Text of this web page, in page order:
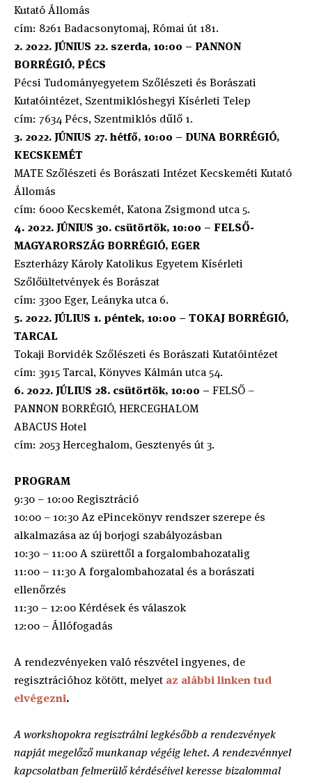
Kutató Állomás
cím: 8261 Badacsonytomaj, Római út 181.
2. 2022. JÚNIUS 22. szerda, 10:00 – PANNON
BORRÉGIÓ, PÉCS
Pécsi Tudományegyetem Szőlészeti és Borászati
Kutatóintézet, Szentmiklóshegyi Kísérleti Telep
cím: 7634 Pécs, Szentmiklós dűlő 1.
3. 2022. JÚNIUS 27. hétfő, 10:00 – DUNA BORRÉGIÓ,
KECSKEMÉT
MATE Szőlészeti és Borászati Intézet Kecskeméti Kutató
Állomás
cím: 6000 Kecskemét, Katona Zsigmond utca 5.
4. 2022. JÚNIUS 30. csütörtök, 10:00 – FELSŐ-
MAGYARORSZÁG BORRÉGIÓ, EGER
Eszterházy Károly Katolikus Egyetem Kísérleti
Szőlőültetvények és Borászat
cím: 3300 Eger, Leányka utca 6.
5. 2022. JÚLIUS 1. péntek, 10:00 – TOKAJ BORRÉGIÓ,
TARCAL
Tokaji Borvidék Szőlészeti és Borászati Kutatóintézet
cím: 3915 Tarcal, Könyves Kálmán utca 54.
6. 2022. JÚLIUS 28. csütörtök, 10:00 – FELSŐ –
PANNON BORRÉGIÓ, HERCEGHALOM
ABACUS Hotel
cím: 2053 Herceghalom, Gesztenyés út 3.
PROGRAM
9:30 – 10:00 Regisztráció
10:00 – 10:30 Az ePincekönyv rendszer szerepe és
alkalmazása az új borjogi szabályozásban
10:30 – 11:00 A szürettől a forgalombahozatalig
11:00 – 11:30 A forgalombahozatal és a borászati
ellenőrzés
11:30 – 12:00 Kérdések és válaszok
12:00 – Állófogadás
A rendezvényeken való részvétel ingyenes, de
regisztrációhoz kötött, melyet az alábbi linken tud
elvégezni.
A workshopokra regisztrálni legkésőbb a rendezvények
napját megelőző munkanap végéig lehet. A rendezvénnyel
kapcsolatban felmerülő kérdéséivel keresse bizalommal